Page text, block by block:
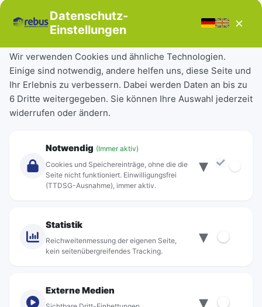
Störungen
Tickets & Tarife
Deutschlandticket
Schülerkarte
Einzeltickets
Abonnements
Über Rebus
Standorte
Datenschutz-
Einstellungen
×
Wir verwenden Cookies und ähnliche Technologien.
Einige sind notwendig, andere helfen uns, diese Seite und
Ihr Erlebnis zu verbessern. Dabei werden Daten an bis zu
6 Dritte weitergegeben. Sie können Ihre Auswahl jederzeit
widerrufen oder ändern.
Notwendig (Immer aktiv)
Cookies und Speichereinträge, ohne die die
Seite nicht funktioniert. Einwilligungsfrei
(TTDSG-Ausnahme), immer aktiv.
▾
Statistik
Reichweitenmessung der eigenen Seite,
kein seitenübergreifendes Tracking.
▾
Externe Medien
▾